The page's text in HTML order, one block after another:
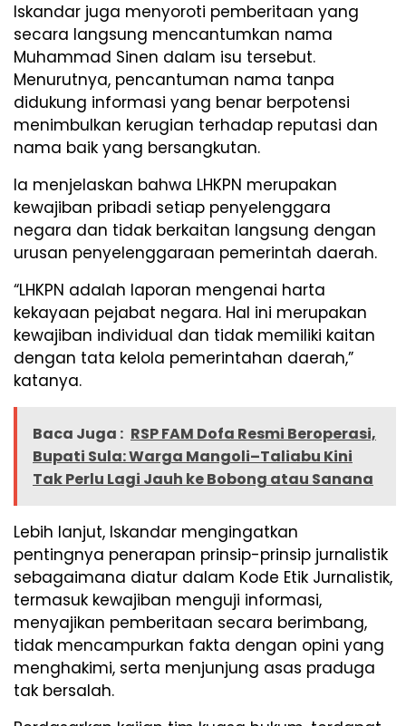
Iskandar juga menyoroti pemberitaan yang
secara langsung mencantumkan nama
Muhammad Sinen dalam isu tersebut.
Menurutnya, pencantuman nama tanpa
didukung informasi yang benar berpotensi
menimbulkan kerugian terhadap reputasi dan
nama baik yang bersangkutan.
Ia menjelaskan bahwa LHKPN merupakan
kewajiban pribadi setiap penyelenggara
negara dan tidak berkaitan langsung dengan
urusan penyelenggaraan pemerintah daerah.
“LHKPN adalah laporan mengenai harta
kekayaan pejabat negara. Hal ini merupakan
kewajiban individual dan tidak memiliki kaitan
dengan tata kelola pemerintahan daerah,”
katanya.
Baca Juga : RSP FAM Dofa Resmi Beroperasi,
Bupati Sula: Warga Mangoli–Taliabu Kini
Tak Perlu Lagi Jauh ke Bobong atau Sanana
Lebih lanjut, Iskandar mengingatkan
pentingnya penerapan prinsip-prinsip jurnalistik
sebagaimana diatur dalam Kode Etik Jurnalistik,
termasuk kewajiban menguji informasi,
menyajikan pemberitaan secara berimbang,
tidak mencampurkan fakta dengan opini yang
menghakimi, serta menjunjung asas praduga
tak bersalah.